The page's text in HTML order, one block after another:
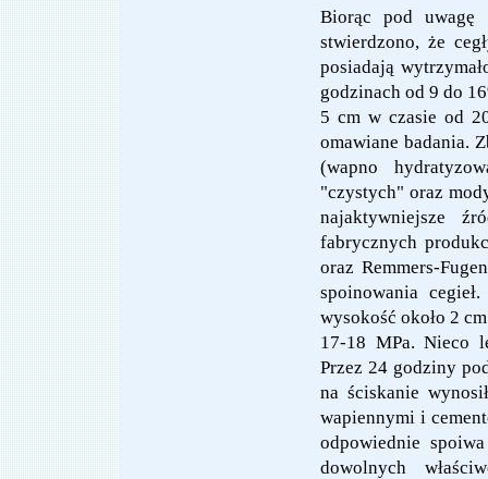
Biorąc pod uwagę
stwierdzono, że
posiadają
godzinach od 9 do
5 cm w czasie od
omawiane badania.
(wapno
"czystych" oraz
najaktywniejsze
fabrycznych
oraz Remmers-
spoinowania
wysokość około 2
17-18 MPa. Nieco
Przez 24 godziny
na ściskanie
wapiennymi i
odpowiednie
dowolnych